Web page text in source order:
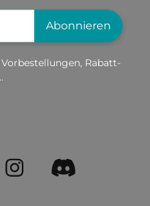
Abonnieren
Rabatt-